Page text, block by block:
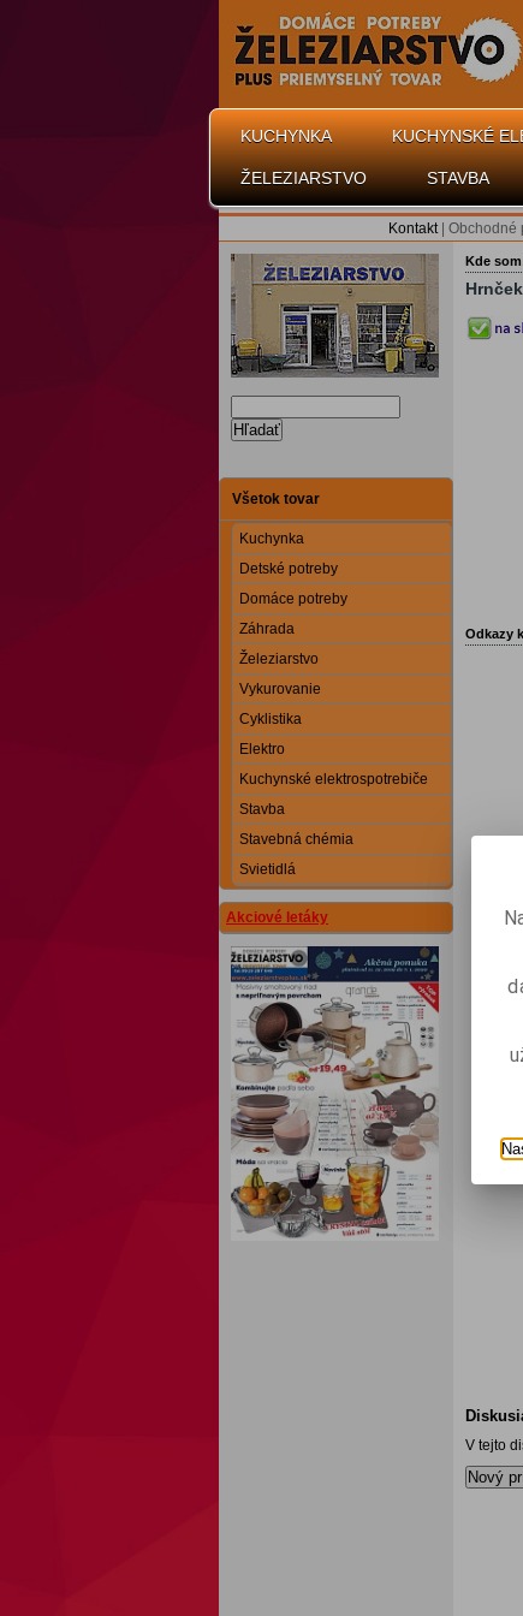
KUCHYNKA KUCHYNSKÉ
ŽELEZIARSTVO STAVBA
Kontakt| Obchodné
Hľadať
Všetok tovar
Kuchynka
Detské potreby
Domáce potreby
Záhrada
Železiarstvo
Vykurovanie
Cyklistika
Elektro
Kuchynské elektrospotrebiče
Stavba
Stavebná chémia
Svietidlá
Akciové letáky
Kde
Odkazy
V tejto
Nový